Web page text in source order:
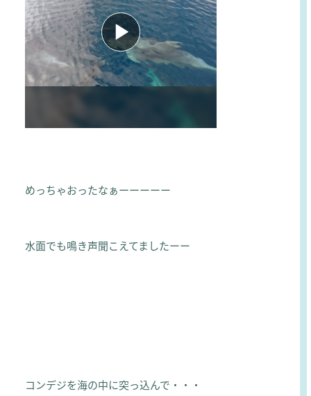
めっちゃおったなぁーーーーー
水面でも鳴き声聞こえてましたーー
コンデジを海の中に突っ込んで・・・